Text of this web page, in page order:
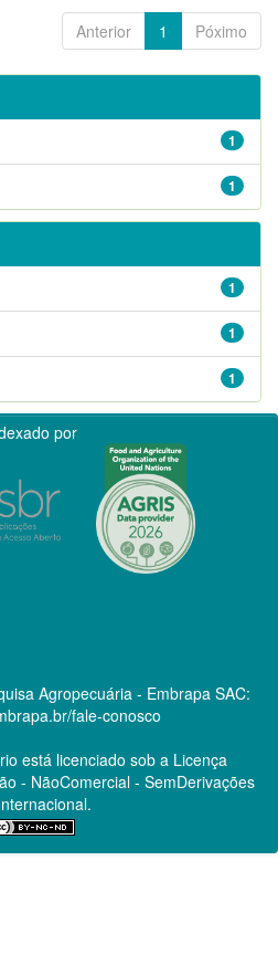
Anterior 1 Póximo
1
1
1
1
1
por
Agropecuária - Embrapa SAC:
fale-conosco
está licenciado sob a Licença
- NãoComercial - SemDerivações